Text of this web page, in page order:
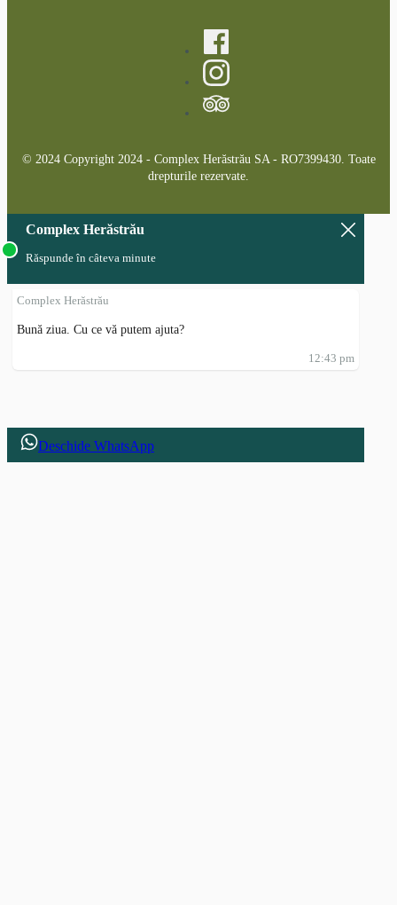
© 2024 Copyright 2024 - Complex Herăstrău SA - RO7399430. Toate
drepturile rezervate.
Complex Herăstrău
Răspunde în câteva minute
Complex Herăstrău
Bună ziua. Cu ce vă putem ajuta?
12:43 pm
Deschide WhatsApp